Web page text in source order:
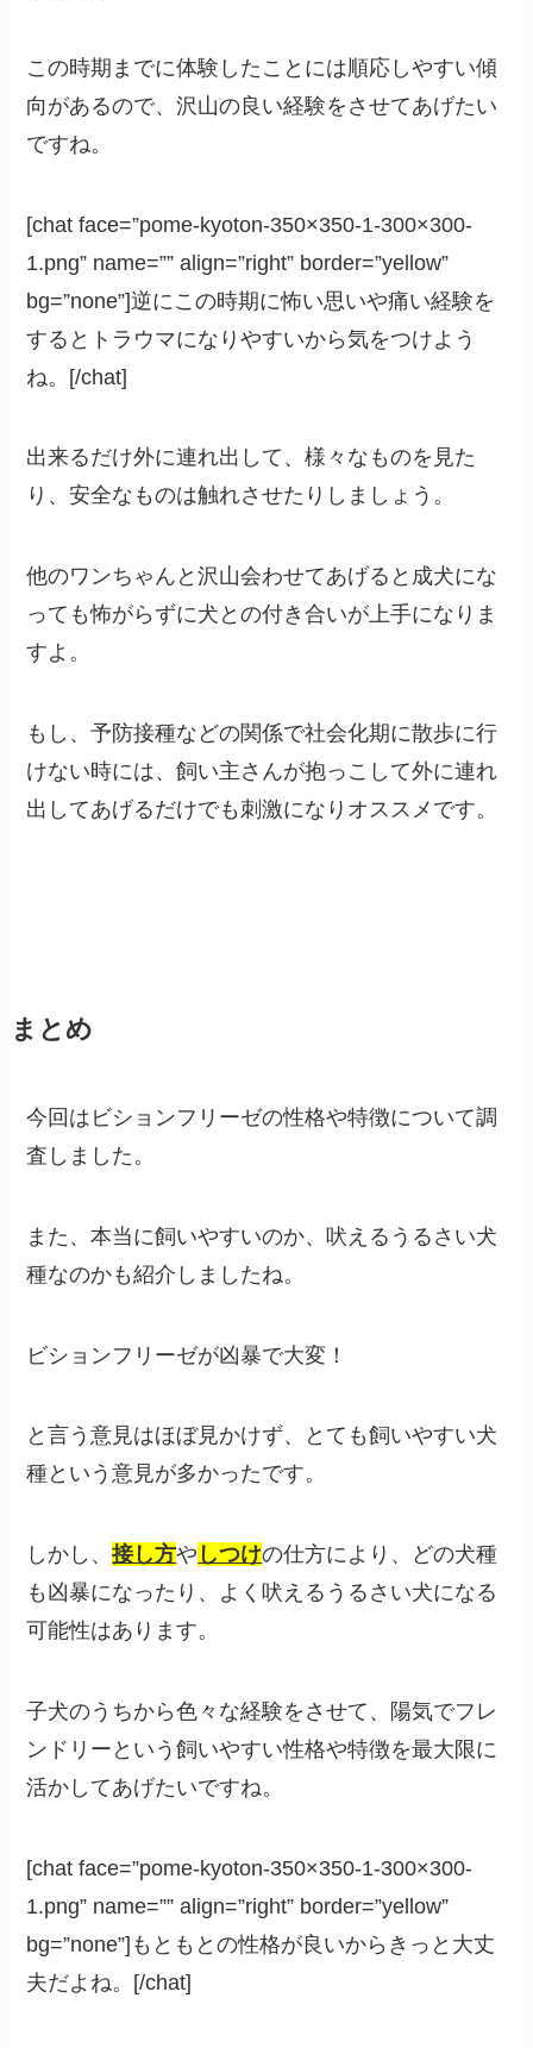
この時期までに体験したことには順応しやすい傾
向があるので、沢山の良い経験をさせてあげたい
ですね。
[chat face=”pome-kyoton-350×350-1-300×300-
1.png” name=”” align=”right” border=”yellow”
bg=”none”]逆にこの時期に怖い思いや痛い経験を
するとトラウマになりやすいから気をつけよう
ね。[/chat]
出来るだけ外に連れ出して、様々なものを見た
り、安全なものは触れさせたりしましょう。
他のワンちゃんと沢山会わせてあげると成犬にな
っても怖がらずに犬との付き合いが上手になりま
すよ。
もし、予防接種などの関係で社会化期に散歩に行
けない時には、飼い主さんが抱っこして外に連れ
出してあげるだけでも刺激になりオススメです。
まとめ
今回はビションフリーゼの性格や特徴について調
査しました。
また、本当に飼いやすいのか、吠えるうるさい犬
種なのかも紹介しましたね。
ビションフリーゼが凶暴で大変！
と言う意見はほぼ見かけず、とても飼いやすい犬
種という意見が多かったです。
しかし、接し方や しつけの仕方により、どの犬種
も凶暴になったり、よく吠えるうるさい犬になる
可能性はあります。
子犬のうちから色々な経験をさせて、陽気でフレ
ンドリーという飼いやすい性格や特徴を最大限に
活かしてあげたいですね。
[chat face=”pome-kyoton-350×350-1-300×300-
1.png” name=”” align=”right” border=”yellow”
bg=”none”]もともとの性格が良いからきっと大丈
夫だよね。[/chat]